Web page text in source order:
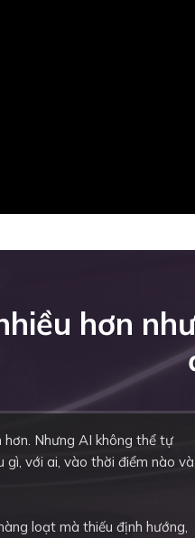
hơn
Nhưng AI không thể tự
gì, với ai, vào thời điểm nào và
loạt mà thiếu định hướng,